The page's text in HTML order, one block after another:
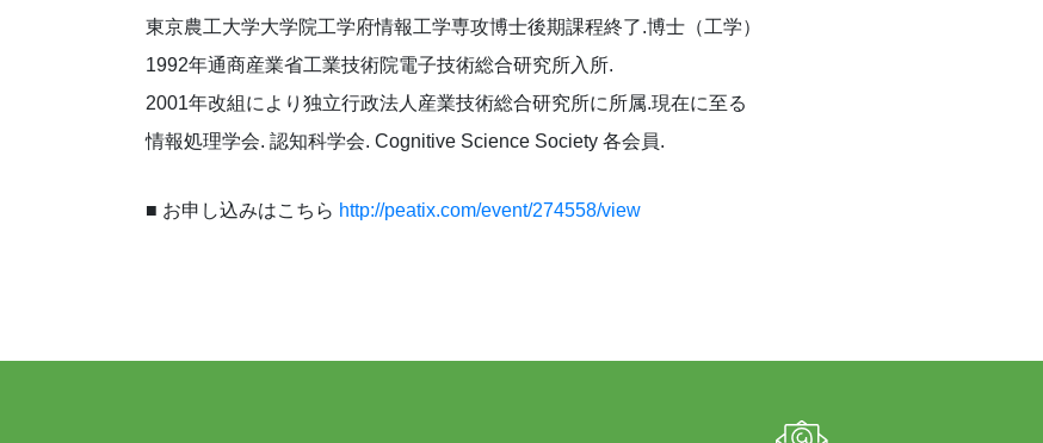
東京農工大学大学院工学府情報工学専攻博士後期課程終了.博士（工学）
1992年通商産業省工業技術院電子技術総合研究所入所.
2001年改組により独立行政法人産業技術総合研究所に所属.現在に至る
情報処理学会. 認知科学会. Cognitive Science Society 各会員.
■ お申し込みはこちら http://peatix.com/event/274558/view